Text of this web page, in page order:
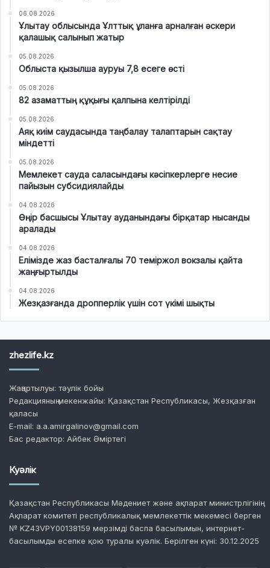
06.08.2026
Ұлытау облысында Ұлттық ұланға арналған әскери
қалашық салынып жатыр
05.08.2026
Облыста қызылша ауруы 7,8 есеге өсті
05.08.2026
82 азаматтың құқығы қалпына келтірілді
05.08.2026
Аяқ киім саудасында таңбалау талаптарын сақтау
міндетті
05.08.2026
Мемлекет сауда саласындағы кәсіпкерлерге несие
пайызын субсидиялайды
04.08.2026
Өңір басшысы Ұлытау ауданындағы бірқатар нысанды
аралады
04.08.2026
Елімізде жаз басталғалы 70 теміржол вокзалы қайта
жаңғыртылды
04.08.2026
Жезқазғанда дропперлік үшін сот үкімі шықты
zhezlife.kz
Жаңартылуы: тәулік бойы
Редакцияның мекенжайы: Қазақстан Республикасы, Жезқазған
қаласы
E-mail: a.a.amirgalinov@gmail.com
Бас редактор: Айбек Әміртегі
Куәлік
Қазақстан Республикасы Мәдениет және ақпарат министрлігінің
Ақпарат комитеті республикалық мемлекеттік мекемесі берген
№ KZ43VPY00138159 мерзімді баспа басылымын, интернет-
басылымды есепке қою туралы куәлік. Берілген күні: 30.12.2025